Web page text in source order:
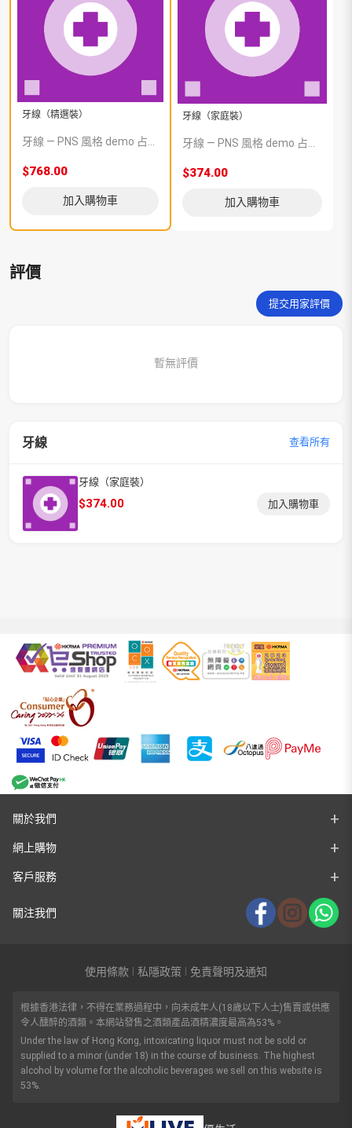
牙線（精選裝）
牙線 — PNS 風格 demo 占位商品，方便首頁與分類頁版位演示，上線前由業務替換為真實 SKU。
$768.00
加入購物車
牙線（家庭裝）
牙線 — PNS 風格 demo 占位商品，方便首頁與分類頁版位演示，上線前由業務替換為真實 SKU。
$374.00
加入購物車
評價
提交用家評價
暫無評價
牙線 查看所有
牙線（家庭裝）
$374.00 加入購物車
關於我們
網上購物
客戶服務
關注我們
使用條款 私隱政策 免責聲明及通知
根據香港法律，不得在業務過程中，向未成年人(18歲以下人士)售賣或供應
令人醺醉的酒類。本網站發售之酒類產品酒精濃度最高為53%。
Under the law of Hong Kong, intoxicating liquor must not be sold or
supplied to a minor (under 18) in the course of business. The highest
alcohol by volume for the alcoholic beverages we sell on this website is
53%.